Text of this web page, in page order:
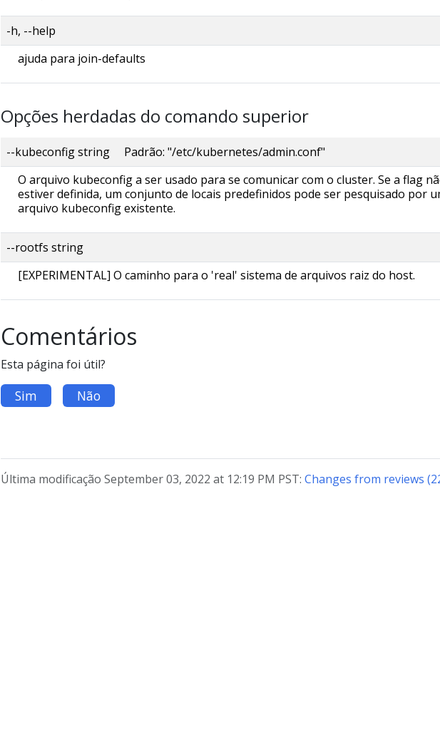
-h, --help
ajuda para join-defaults
Opções herdadas do comando superior
--kubeconfig string Padrão: "/etc/kubernetes/admin.conf"
O arquivo kubeconfig a ser usado para se comunicar com o cluster. Se a flag
estiver definida, um conjunto de locais predefinidos pode ser pesquisado por
arquivo kubeconfig existente.
--rootfs string
[EXPERIMENTAL] O caminho para o 'real' sistema de arquivos raiz do host.
Comentários
Esta página foi útil?
Sim Não
Última modificação September 03, 2022 at 12:19 PM PST: Changes from reviews